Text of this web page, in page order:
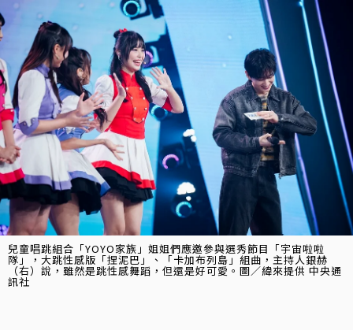
兒童唱跳組合「YOYO家族」姐姐們應邀參與選秀節目「宇宙啦啦
隊」，大跳性感版「捏泥巴」、「卡加布列島」組曲，主持人銀赫
（右）說，雖然是跳性感舞蹈，但還是好可愛。圖／緯來提供 中央通
訊社